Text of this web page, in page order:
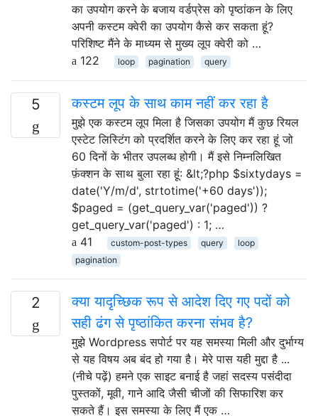
का उपयोग करने के बजाय वर्डप्रेस को पृष्ठांकन के लिए
अपनी कस्टम क्वेरी का उपयोग कैसे कर सकता हूं?
परिशिष्ट मैंने के माध्यम से मुख्य लूप क्वेरी को …
122
loop pagination query
5 कस्टम लूप के साथ काम नहीं कर रहा है
मुझे एक कस्टम लूप मिला है जिसका उपयोग मैं कुछ रियल
एस्टेट लिस्टिंग को प्रदर्शित करने के लिए कर रहा हूं जो
60 दिनों के भीतर उपलब्ध होगी। मैं इसे निम्नलिखित
फ़ंक्शन के साथ बुला रहा हूं: &lt;?php $sixtydays =
date('Y/m/d', strtotime('+60 days'));
$paged = (get_query_var('paged')) ?
get_query_var('paged') : 1; …
41
custom-post-types query
loop
pagination
2
क्या यादृच्छिक रूप से आदेश दिए गए पदों को
सही ढंग से पृष्ठांकित करना संभव है?
मुझे Wordpress सपोर्ट पर यह समस्या मिली और दुर्भाग्य
से यह विषय अब बंद हो गया है। मेरे पास यही मुद्दा है ...
(नीचे पढ़ें) हमने एक साइट बनाई है जहां सदस्य पसंदीदा
पुस्तकों, मूवी, गाने आदि जैसी चीजों की सिफारिश कर
सकते हैं। इस समस्या के लिए मैं एक …